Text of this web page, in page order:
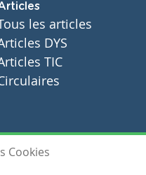
les articles
DYS
TIC
Cookies